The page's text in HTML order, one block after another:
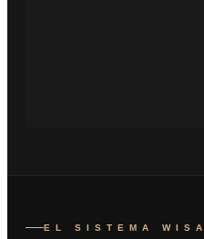
EL SISTEMA WISA